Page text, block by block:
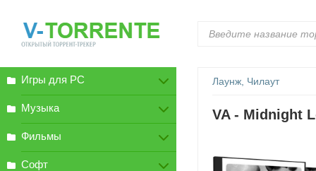
Лаунж, Чилаут
VA - Midnight
Игры для PC
Музыка
Фильмы
Софт